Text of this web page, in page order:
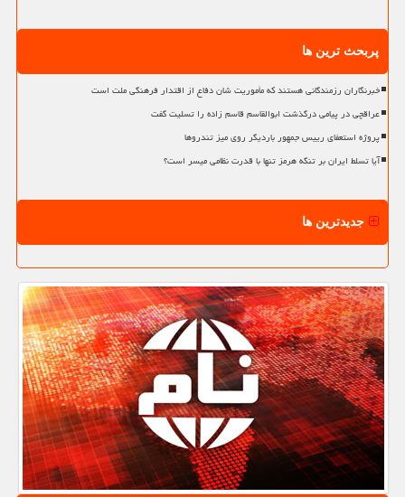
پربحث ترین ها
خبرنگاران رزمندگانی هستند که مأموریت شان دفاع از اقتدار فرهنگی ملت است
عراقچی در پیامی درگذشت ابوالقاسم قاسم زاده را تسلیت گفت
پروژه استعفای رییس جمهور باردیگر روی میز تندروها
آیا تسلط ایران بر تنگه هرمز تنها با قدرت نظامی میسر است؟
جدیدترین ها